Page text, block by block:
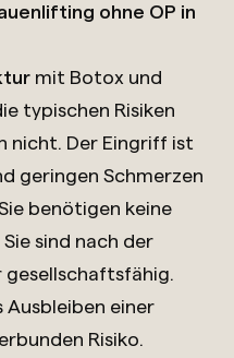
ohne OP in
mit Botox und
typischen Risiken
nicht. Der Eingriff ist
geringen Schmerzen
benötigen keine
sind nach der
einer
Risiko.